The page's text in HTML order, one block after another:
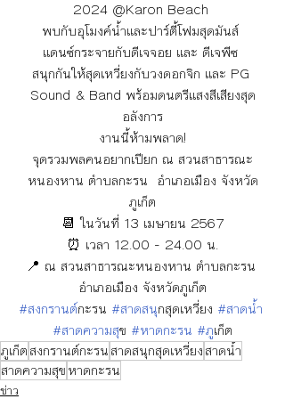
2024 @Karon Beach
พบกับอุโมงค์น้ำและปาร์ตี้โฟมสุดมันส์
แดนซ์กระจายกับดีเจจอย และ ดีเจพีซ
สนุกกันให้สุดเหวี่ยงกับวงดอกจิก และ PG
Sound & Band พร้อมดนตรีแสงสีเสียงสุด
อลังการ
งานนี้ห้ามพลาด!
จุดรวมพลคนอยากเปียก ณ สวนสาธารณะ
หนองหาน ตำบลกะรน  อำเภอเมือง จังหวัด
ภูเก็ต
📆 ในวันที่ 13 เมษายน 2567
⏰ เวลา 12.00 - 24.00 น.
📍 ณ สวนสาธารณะหนองหาน ตำบลกะรน
อำเภอเมือง จังหวัดภูเก็ต
#สงกรานต์กะรน #สาดสนุกสุดเหวี่ยง #สาดน
#สาดความสุข #หาดกะรน #ภูเก็ต
ภูเก็ตสงกรานต์กะรนสาดสนุกสุดเหวี่ยงสาดน้ำ
สาดความสุขหาดกะรน
ข่าว